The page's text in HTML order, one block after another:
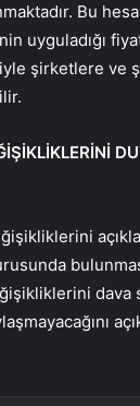
Bu
uyguladığı
şirketlere ve
dava